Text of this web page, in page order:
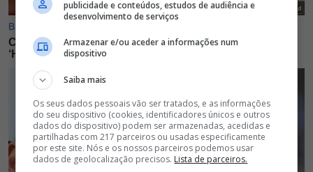
publicidade e conteúdos, estudos de audiência e
desenvolvimento de serviços
Armazenar e/ou aceder a informações num
dispositivo
Saiba mais
Os seus dados pessoais vão ser tratados, e as informações
do seu dispositivo (cookies, identificadores únicos e outros
dados do dispositivo) podem ser armazenadas, acedidas e
partilhadas com 217 parceiros ou usadas especificamente
por este site. Nós e os nossos parceiros podemos usar
dados de geolocalização precisos. Lista de parceiros.